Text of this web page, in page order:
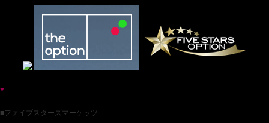
■ファイブスターズマーケッツ